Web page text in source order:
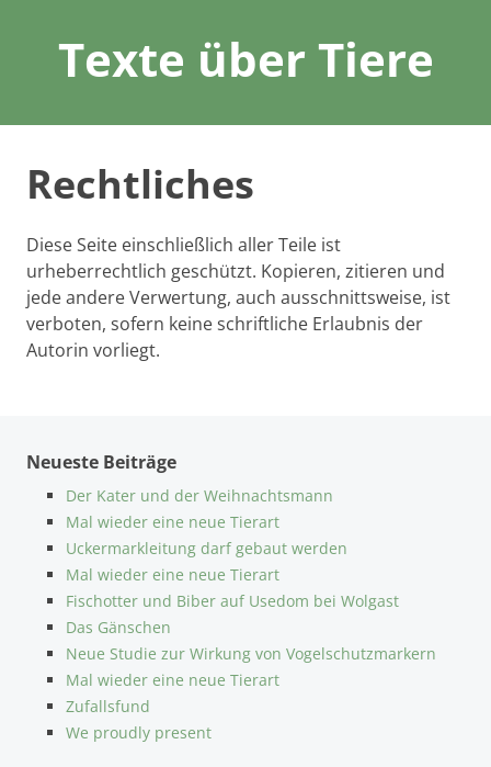
Texte über Tiere
Rechtliches
Diese Seite einschließlich aller Teile ist
urheberrechtlich geschützt. Kopieren, zitieren und
jede andere Verwertung, auch ausschnittsweise, ist
verboten, sofern keine schriftliche Erlaubnis der
Autorin vorliegt.
Neueste Beiträge
Der Kater und der Weihnachtsmann
Mal wieder eine neue Tierart
Uckermarkleitung darf gebaut werden
Mal wieder eine neue Tierart
Fischotter und Biber auf Usedom bei Wolgast
Das Gänschen
Neue Studie zur Wirkung von Vogelschutzmarkern
Mal wieder eine neue Tierart
Zufallsfund
We proudly present